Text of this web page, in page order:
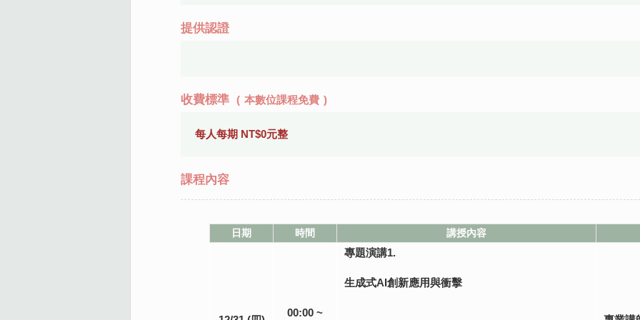
提供認證
收費標準 ( 本數位課程免費 )
每人每期 NT$0元整
課程內容
日期 時間 講授內容
00:00 ~
專題演講1.
生成式AI創新應用與衝擊